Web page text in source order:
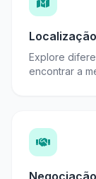
Localização
Explore
encontrar a
Negociação